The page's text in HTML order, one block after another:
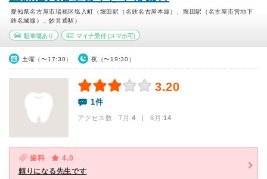
愛知県名古屋市瑞穂区塩入町（堀田駅（名鉄名古屋本線）、堀田駅（名古屋市営地下
鉄名城線）、妙音通駅）
駐車場あり マイナ受付(スマホ可)
土曜（〜17:30） 夜（〜19:30）
3.20
1件
アクセス数 7月:4 | 6月:14
歯科
4.0
頼りになる先生です